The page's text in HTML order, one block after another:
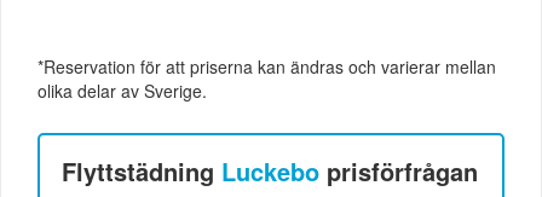
*Reservation för att priserna kan ändras och varierar mellan
olika delar av Sverige.
Flyttstädning Luckebo prisförfrågan